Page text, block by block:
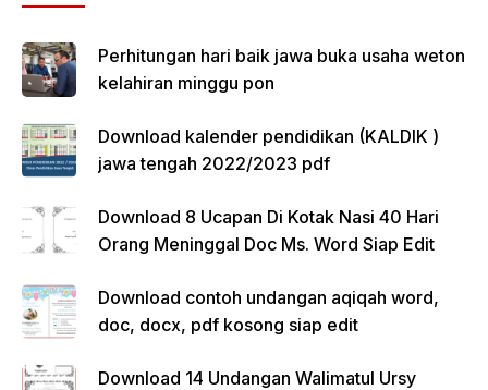
Perhitungan hari baik jawa buka usaha weton
kelahiran minggu pon
Download kalender pendidikan (KALDIK )
jawa tengah 2022/2023 pdf
Download 8 Ucapan Di Kotak Nasi 40 Hari
Orang Meninggal Doc Ms. Word Siap Edit
Download contoh undangan aqiqah word,
doc, docx, pdf kosong siap edit
Download 14 Undangan Walimatul Ursy